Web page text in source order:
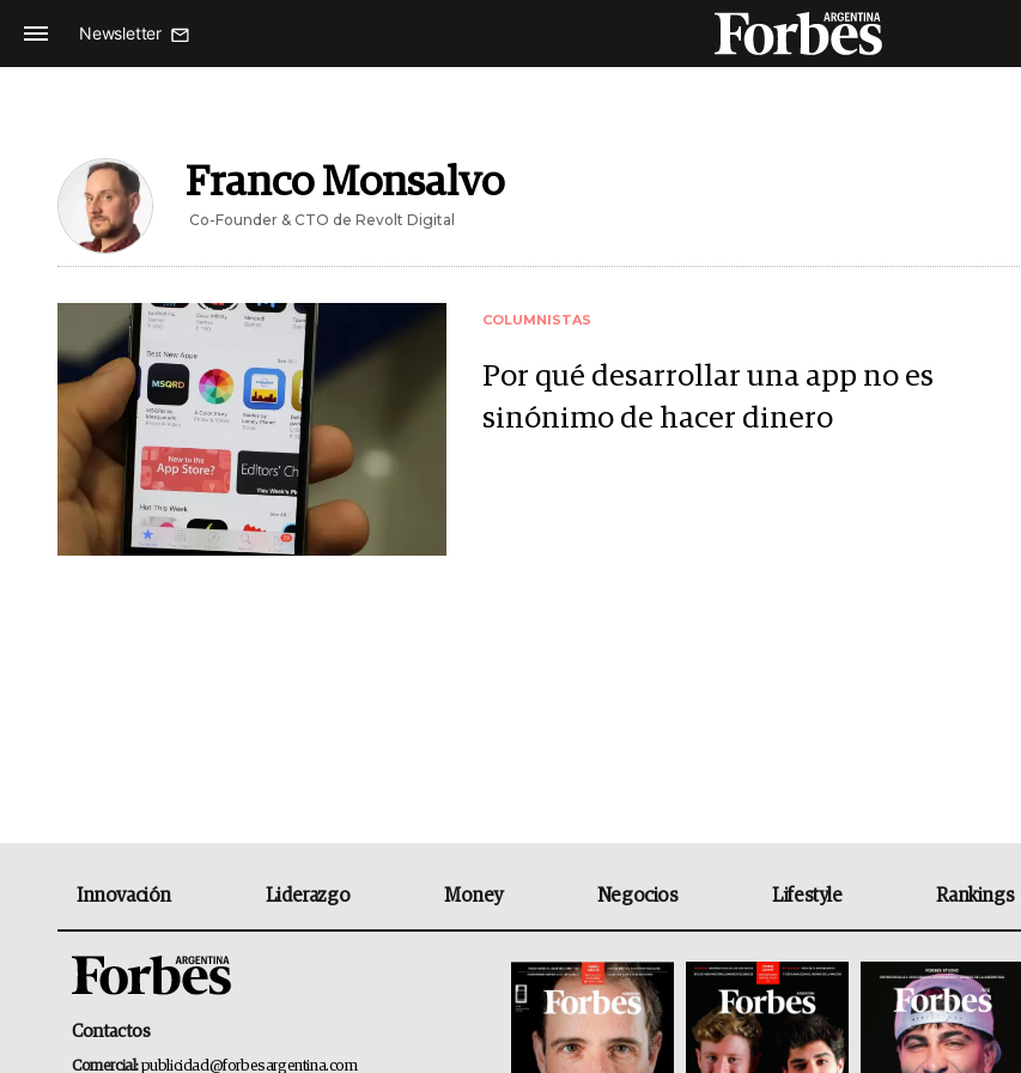
Newsletter
Franco Monsalvo
Co-Founder & CTO de Revolt Digital
COLUMNISTAS
Por qué desarrollar una app no es
sinónimo de hacer dinero
Innovación Liderazgo Money Negocios Lifestyle Rankings
Contactos
Comercial:publicidad@forbesargentina.com